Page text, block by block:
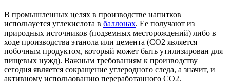
В промышленных целях в производстве напитков
используется углекислота в баллонах. Ее получают из
природных источников (подземных месторождений) либо в
ходе производства этанола или цемента (СО2 является
побочным продуктом, который может быть утилизирован для
пищевых нужд). Важным требованиям к производству
сегодня является сокращение углеродного следа, а значит, и
активному использованию переработанного СО2.